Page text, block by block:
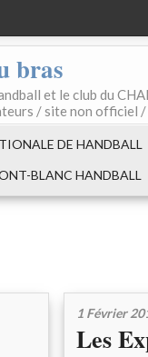
bras
et le club du
/ site non officiel
DE HANDBALL
BLANC HANDBALL
1 Février
Les